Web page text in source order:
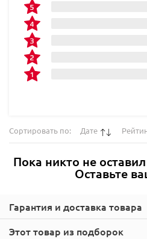
Этот товар из подборок
Гарантия и доставка товара
Сортировать по: Дате
Пока никто не
Оставьте